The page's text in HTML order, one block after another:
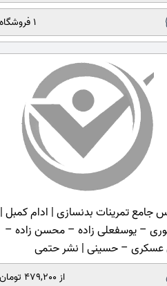
1 فروشگاه
جامع تمرینات بدنسازی | ادام کمبل |
– یوسفعلی زاده – محسن زاده –
عسکری – حسینی | نشر حتمی
از 479,200 تومان